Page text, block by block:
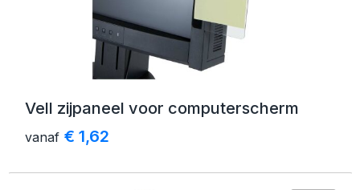
Vell zijpaneel voor computerscherm
vanaf € 1,62